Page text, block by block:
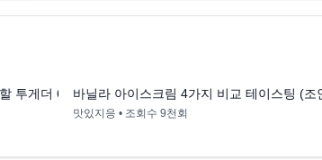
투게더 6종 리뷰바닐라 아이스크림 4가지 비교 테이스팅 (
맛있지응 • 조회수 9천회